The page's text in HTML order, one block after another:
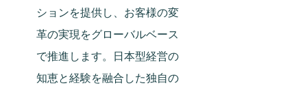
ションを提供し、お客様の変
革の実現をグローバルベース
で推進します。日本型経営の
知恵と経験を融合した独自の